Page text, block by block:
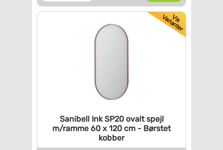
Sanibell Ink SP20 ovalt spejl
m/ramme 60 x 120 cm - Børstet
kobber